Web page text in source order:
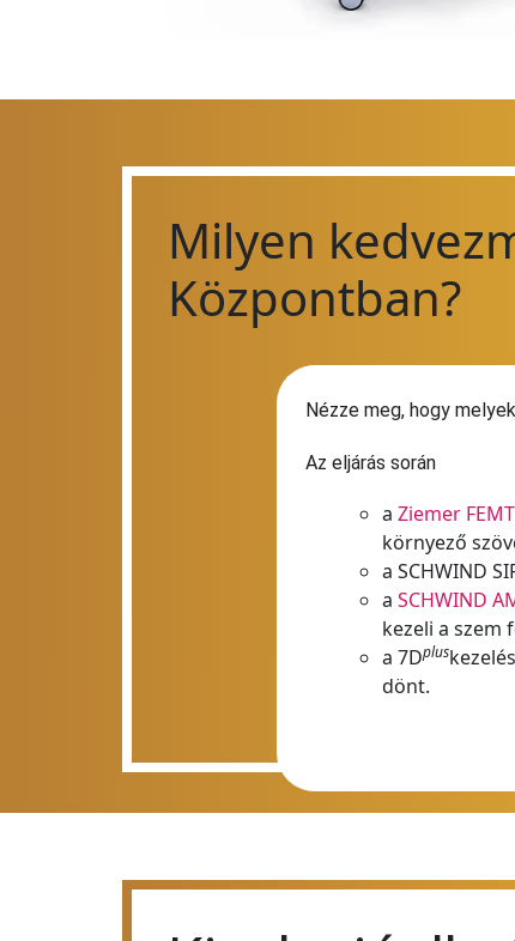
Milyen
Központban?
Nézze meg, hogy
Az eljárás során
a Ziemer
környező
a SCHWIND
a SCHWIND
kezeli a szem
a 7Dplus
dönt.